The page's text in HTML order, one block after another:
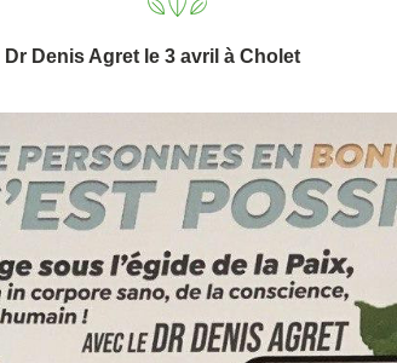
Dr Denis Agret le 3 avril à Cholet